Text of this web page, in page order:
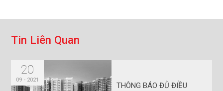
Tin Liên Quan
20
09 - 2021
THÔNG BÁO ĐỦ ĐIỀU